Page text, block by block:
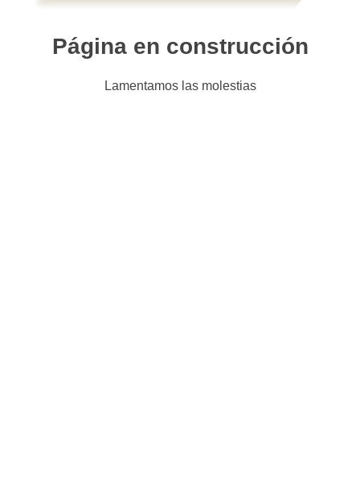
Página en construcción
Lamentamos las molestias